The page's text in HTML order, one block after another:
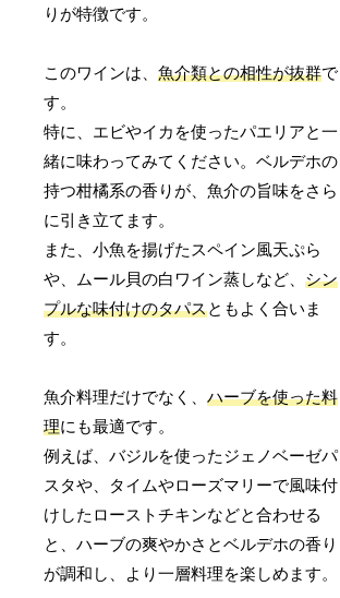
りが特徴です。
このワインは、魚介類との相性が抜群で
す。
特に、エビやイカを使ったパエリアと一
緒に味わってみてください。ベルデホの
持つ柑橘系の香りが、魚介の旨味をさら
に引き立てます。
また、小魚を揚げたスペイン風天ぷら
や、ムール貝の白ワイン蒸しなど、シン
プルな味付けのタパスともよく合いま
す。
魚介料理だけでなく、ハーブを使った料
理にも最適です。
例えば、バジルを使ったジェノベーゼパ
スタや、タイムやローズマリーで風味付
けしたローストチキンなどと合わせる
と、ハーブの爽やかさとベルデホの香り
が調和し、より一層料理を楽しめます。